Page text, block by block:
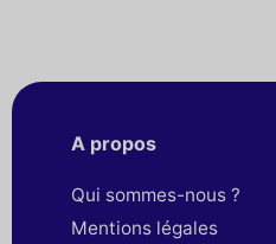
A propos
Qui sommes-nous ?
Mentions légales